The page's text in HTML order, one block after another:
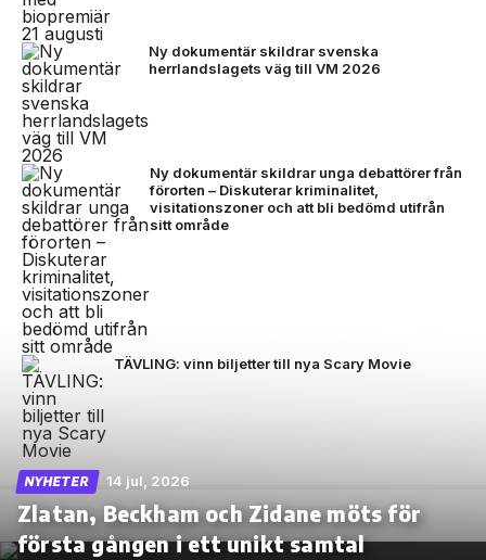
Ny dokumentär skildrar svenska
herrlandslagets väg till VM 2026
Ny dokumentär skildrar unga debattörer från
förorten – Diskuterar kriminalitet,
visitationszoner och att bli bedömd utifrån
sitt område
TÄVLING: vinn biljetter till nya Scary Movie
NYHETER 14 jul, 2026
Zlatan, Beckham och Zidane möts för
första gången i ett unikt samtal